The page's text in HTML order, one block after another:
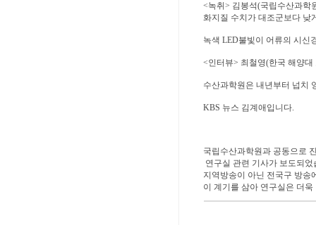
<녹취> 김봉석(국립수산과학
화지질 수치가 대조군보다 낮
녹색 LED불빛이 어류의 시신
<인터뷰> 최철영(한국 해양
수산과학원은 내년부터 넙치
KBS 뉴스 김계애입니다.
국립수산과학원과 공동으로
연구실 관련 기사가 보도되었
지역방송이 아닌 전국구 방송
이 계기를 삼아 연구실은 더